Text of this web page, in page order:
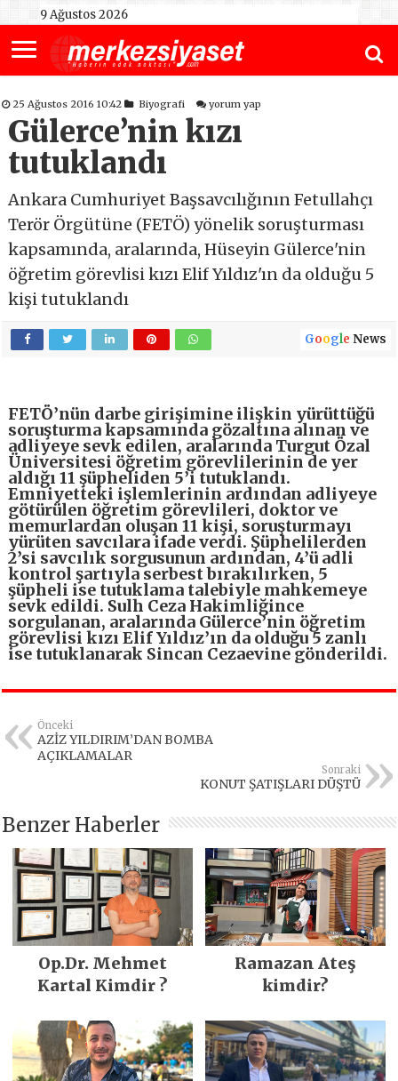
9 Ağustos 2026
25 Ağustos 2016 10:42 Biyografi yorum yap
Gülerce’nin kızı
tutuklandı
Ankara Cumhuriyet Başsavcılığının Fetullahçı
Terör Örgütüne (FETÖ) yönelik soruşturması
kapsamında, aralarında, Hüseyin Gülerce'nin
öğretim görevlisi kızı Elif Yıldız'ın da olduğu 5
kişi tutuklandı
Google News
FETÖ’nün darbe girişimine ilişkin yürüttüğü
soruşturma kapsamında gözaltına alınan ve
adliyeye sevk edilen, aralarında Turgut Özal
Üniversitesi öğretim görevlilerinin de yer
aldığı 11 şüpheliden 5’i tutuklandı.
Emniyetteki işlemlerinin ardından adliyeye
götürülen öğretim görevlileri, doktor ve
memurlardan oluşan 11 kişi, soruşturmayı
yürüten savcılara ifade verdi. Şüphelilerden
2’si savcılık sorgusunun ardından, 4’ü adli
kontrol şartıyla serbest bırakılırken, 5
şüpheli ise tutuklama talebiyle mahkemeye
sevk edildi. Sulh Ceza Hakimliğince
sorgulanan, aralarında Gülerce’nin öğretim
görevlisi kızı Elif Yıldız’ın da olduğu 5 zanlı
ise tutuklanarak Sincan Cezaevine gönderildi.
Önceki
AZİZ YILDIRIM’DAN BOMBA
AÇIKLAMALAR
Sonraki
KONUT ŞATIŞLARI DÜŞTÜ
Benzer Haberler
Op.Dr. Mehmet
Kartal Kimdir ?
Ramazan Ateş
kimdir?